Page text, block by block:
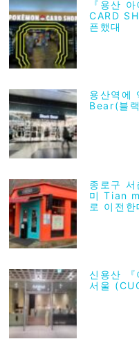
『용산
CARD
픈했대
용산역에
Bear(블
종로구
미 Tian
로 이전한
신용산 『
서울